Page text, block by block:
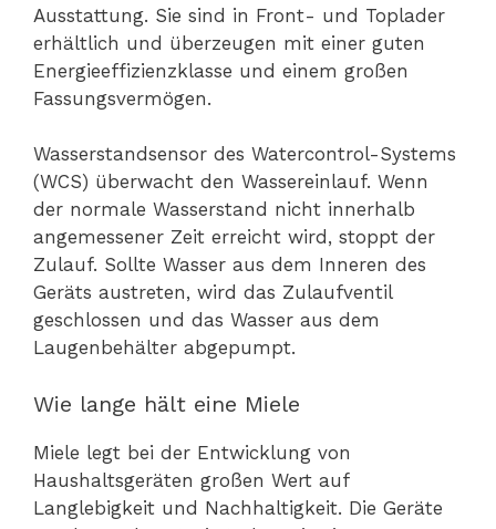
Ausstattung. Sie sind in Front- und Toplader
erhältlich und überzeugen mit einer guten
Energieeffizienzklasse und einem großen
Fassungsvermögen.
Wasserstandsensor des Watercontrol-Systems
(WCS) überwacht den Wassereinlauf. Wenn
der normale Wasserstand nicht innerhalb
angemessener Zeit erreicht wird, stoppt der
Zulauf. Sollte Wasser aus dem Inneren des
Geräts austreten, wird das Zulaufventil
geschlossen und das Wasser aus dem
Laugenbehälter abgepumpt.
Wie lange hält eine Miele
Miele legt bei der Entwicklung von
Haushaltsgeräten großen Wert auf
Langlebigkeit und Nachhaltigkeit. Die Geräte